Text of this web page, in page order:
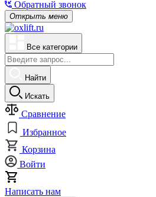
Обратный звонок
Открыть меню
Все категории
Найти
Искать
Сравнение
Избранное
Корзина
Войти
Написать нам